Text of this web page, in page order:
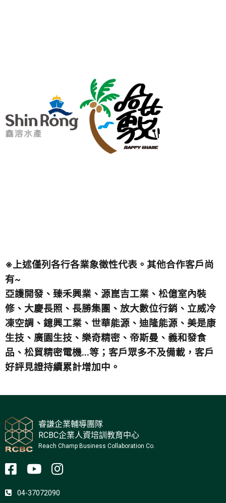
※上述僅列各行各業象徵性代表。其他合作客戶尚
有~
亞護開發、臻禾興業、源崑吉工業、松億室內裝
修、大慶長照、長勝集團、放大數位行銷、立威冷
凍空調、鐿興工業、世華能源、迪隆能源、美是康
生技、廣園生技、樂奇精密、帝斯曼、義和發食
品、松貿精密電機...等； 客戶眾多不及備載，客戶
好評見證持續累計增加中。
睿謙企業輔導團隊
RCBC企業人資培訓教育中心
Reach Champ Business Collaboration Co.
04-37072090